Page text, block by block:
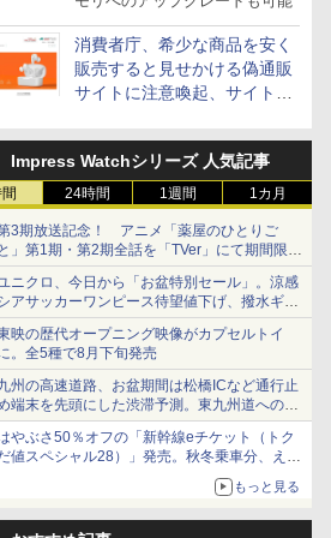
消費者庁、希少な商品を安く
販売すると見せかける偽通販
サイトに注意喚起、サイト名
Impress Watchシリーズ 人気記事
24時間 1週間 1カ月
3期放送記念！ アニメ「薬屋のひとりご
」第1期・第2期全話を「TVer」にて期間限定
順次無料配信開始
ニクロ、今日から「お盆特別セール」。涼感
アサッカーワンピース待望値下げ、撥水ギア
ョーツは1990円に
映の歴代オープニング映像がカプセルトイ
。全5種で8月下旬発売
州の高速道路、お盆期間は松橋ICなど通行止
端末を先頭にした渋滞予測。東九州道への迂
は料金調整を実施
やぶさ50％オフの「新幹線eチケット（トク
値スペシャル28）」発売。秋冬乗車分、えき
もっと見る